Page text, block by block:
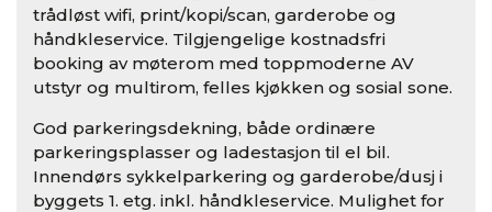
trådløst wifi, print/kopi/scan, garderobe og
håndkleservice. Tilgjengelige kostnadsfri
booking av møterom med toppmoderne AV
utstyr og multirom, felles kjøkken og sosial sone.
God parkeringsdekning, både ordinære
parkeringsplasser og ladestasjon til el bil.
Innendørs sykkelparkering og garderobe/dusj i
byggets 1. etg. inkl. håndkleservice. Mulighet for